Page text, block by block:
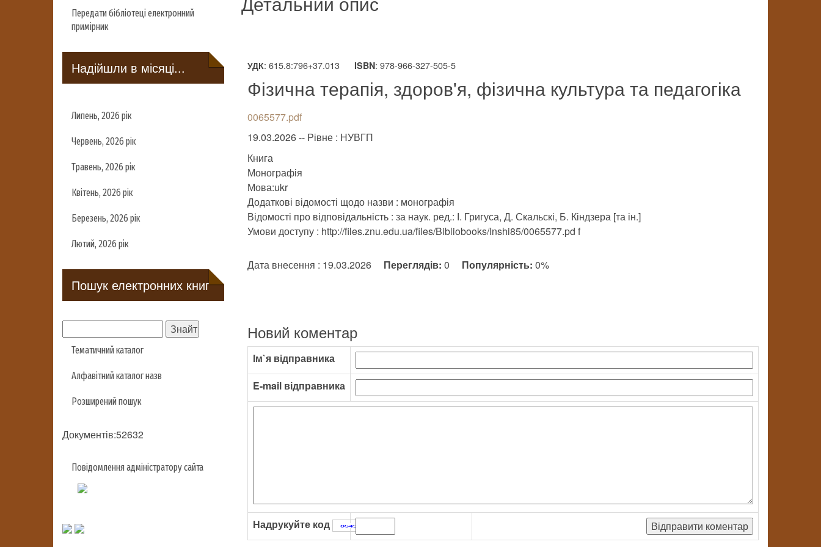
Передати бібліотеці електронний
примірник
Надійшли в місяці...
Липень, 2026 рік
Червень, 2026 рік
Травень, 2026 рік
Квітень, 2026 рік
Березень, 2026 рік
Лютий, 2026 рік
Пошук електронних книг
Тематичний каталог
Алфавітний каталог назв
Розширений пошук
Документів:52632
Повідомлення адміністратору сайта
УДК: 615.8:796+37.013 ISBN: 978-966-327-505-5
Фізична терапія, здоров'я, фізична культура та педагогіка
0065577.pdf
19.03.2026 -- Рівне : НУВГП
Книга
Монографія
Мова:ukr
Додаткові відомості щодо назви : монографія
Відомості про відповідальність : за наук. ред.: І. Григуса, Д. Скальскі, Б. Кіндзера [та ін.]
Умови доступу : http://files.znu.edu.ua/files/Bibliobooks/Inshi85/0065577.pd f
Дата внесення : 19.03.2026 Переглядів: 0 Популярність: 0%
Новий коментар
Ім`я відправника
E-mail відправника
Надрукуйте код